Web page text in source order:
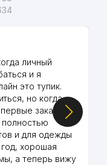
личный
и я
это тупик.
но когда
заказы,
полностью
и для одежды
хорошая
а теперь вижу